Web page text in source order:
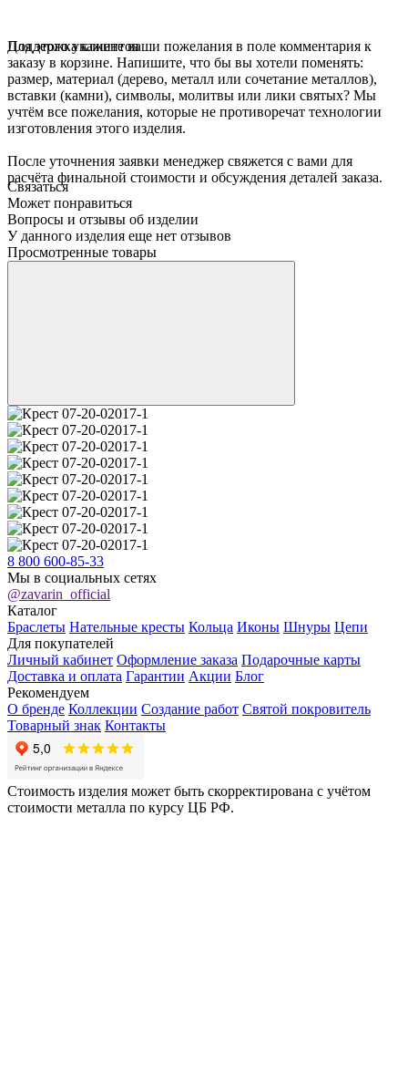
Для этого укажите ваши пожелания в поле комментария к
заказу в корзине. Напишите, что бы вы хотели поменять:
размер, материал (дерево, металл или сочетание металлов),
вставки (камни), символы, молитвы или лики святых? Мы
учтём все пожелания, которые не противоречат технологии
изготовления этого изделия.
После уточнения заявки менеджер свяжется с вами для
расчёта финальной стоимости и обсуждения деталей заказа.
Поддержка клиентов
Связаться
Может понравиться
Вопросы и отзывы об изделии
У данного изделия еще нет отзывов
Просмотренные товары
8 800 600-85-33
Мы в социальных сетях
@zavarin_official
Каталог
Браслеты Нательные кресты Кольца Иконы Шнуры Цепи
Для покупателей
Личный кабинет Оформление заказа Подарочные карты
Доставка и оплата Гарантии Акции Блог
Рекомендуем
О бренде Коллекции Создание работ Святой покровитель
Товарный знак Контакты
Стоимость изделия может быть скорректирована с учётом
стоимости металла по курсу ЦБ РФ.